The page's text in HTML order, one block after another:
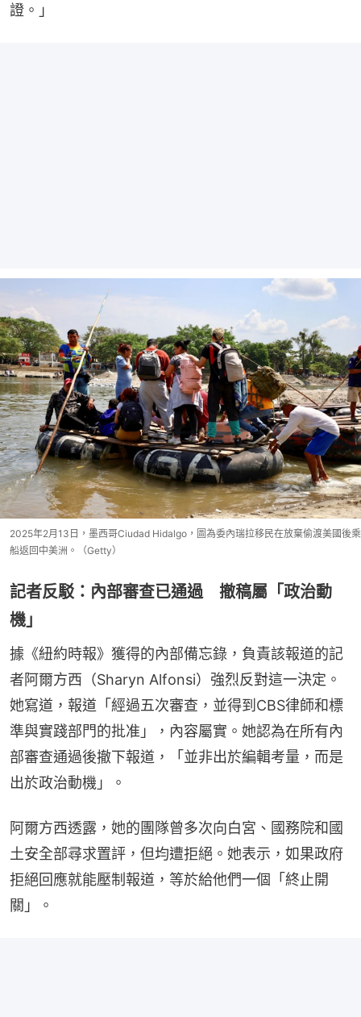
證。」
2025年2月13日，墨西哥Ciudad Hidalgo，圖為委內瑞拉移民在放棄偷渡美國後乘
船返回中美洲。（Getty）
記者反駁：內部審查已通過 撤稿屬「政治動
機」
據《紐約時報》獲得的內部備忘錄，負責該報道的記
者阿爾方西（Sharyn Alfonsi）強烈反對這一決定。
她寫道，報道「經過五次審查，並得到CBS律師和標
準與實踐部門的批准」，內容屬實。她認為在所有內
部審查通過後撤下報道，「並非出於編輯考量，而是
出於政治動機」。
阿爾方西透露，她的團隊曾多次向白宮、國務院和國
土安全部尋求置評，但均遭拒絕。她表示，如果政府
拒絕回應就能壓制報道，等於給他們一個「終止開
關」。